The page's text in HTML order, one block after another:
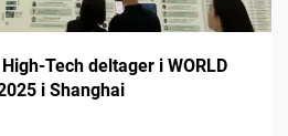
Tech deltager i WORLD
i Shanghai